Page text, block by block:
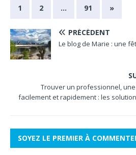
1 2 … 91 »
PRÉCÉDENT
Le blog de Marie : une
Trouver un professionnel,
facilement et rapidement : les
SOYEZ LE PREMIER À